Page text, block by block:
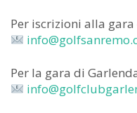
Per iscrizioni alla gara
Per la gara di